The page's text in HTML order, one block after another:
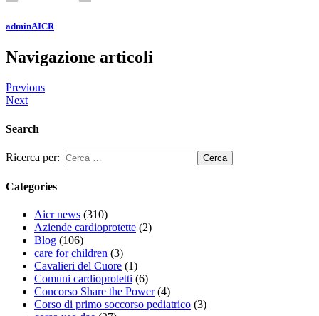
adminAICR
Navigazione articoli
Previous
Next
Search
Ricerca per:
Categories
Aicr news (310)
Aziende cardioprotette (2)
Blog (106)
care for children (3)
Cavalieri del Cuore (1)
Comuni cardioprotetti (6)
Concorso Share the Power(4)
Corso di primo soccorso pediatrico (3)